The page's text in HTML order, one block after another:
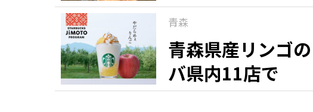
青森
青森県産リンゴ
バ県内11店で